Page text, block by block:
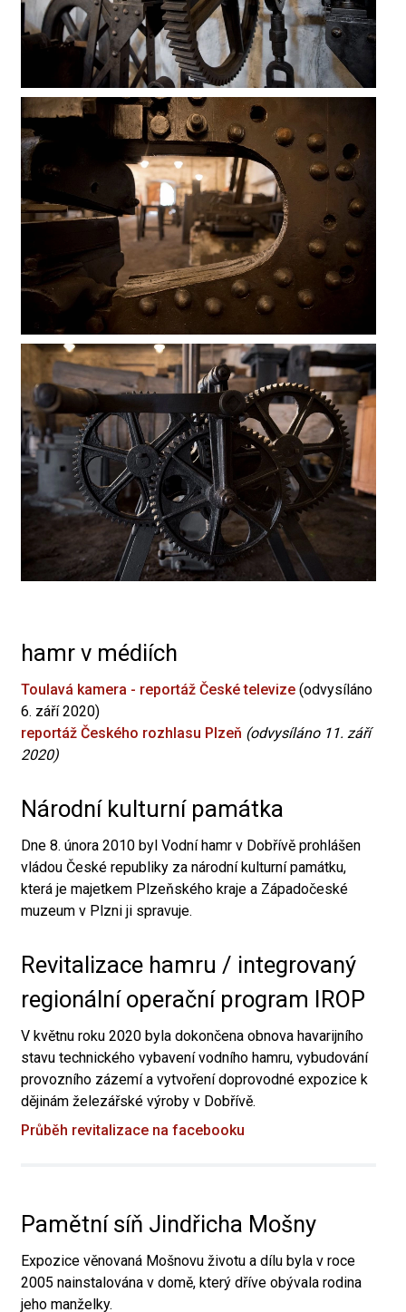
hamr v médiích
Toulavá kamera - reportáž České televize (odvysíláno
6. září 2020)
reportáž Českého rozhlasu Plzeň (odvysíláno 11. září
2020)
Národní kulturní památka
Dne 8. února 2010 byl Vodní hamr v Dobřívě prohlášen
vládou České republiky za národní kulturní památku,
která je majetkem Plzeňského kraje a Západočeské
muzeum v Plzni ji spravuje.
Revitalizace hamru / integrovaný
regionální operační program IROP
V květnu roku 2020 byla dokončena obnova havarijního
stavu technického vybavení vodního hamru, vybudování
provozního zázemí a vytvoření doprovodné expozice k
dějinám železářské výroby v Dobřívě.
Průběh revitalizace na facebooku
Pamětní síň Jindřicha Mošny
Expozice věnovaná Mošnovu životu a dílu byla v roce
2005 nainstalována v domě, který dříve obývala rodina
jeho manželky.